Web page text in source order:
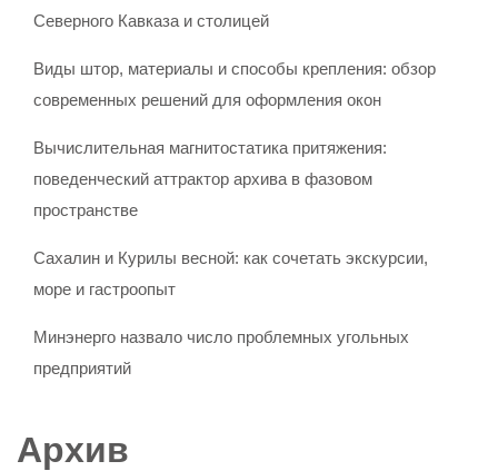
Северного Кавказа и столицей
Виды штор, материалы и способы крепления: обзор
современных решений для оформления окон
Вычислительная магнитостатика притяжения:
поведенческий аттрактор архива в фазовом
пространстве
Сахалин и Курилы весной: как сочетать экскурсии,
море и гастроопыт
Минэнерго назвало число проблемных угольных
предприятий
Архив